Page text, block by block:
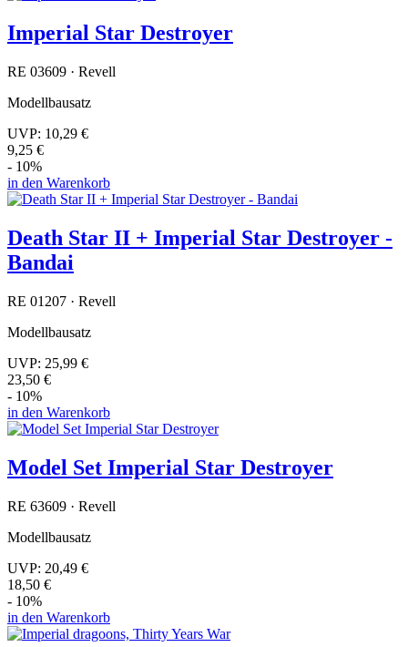
Imperial Star Destroyer
RE 03609 · Revell
Modellbausatz
UVP: 10,29 €
9,25 €
- 10%
in den Warenkorb
Death Star II + Imperial Star Destroyer -
Bandai
RE 01207 · Revell
Modellbausatz
UVP: 25,99 €
23,50 €
- 10%
in den Warenkorb
Model Set Imperial Star Destroyer
RE 63609 · Revell
Modellbausatz
UVP: 20,49 €
18,50 €
- 10%
in den Warenkorb